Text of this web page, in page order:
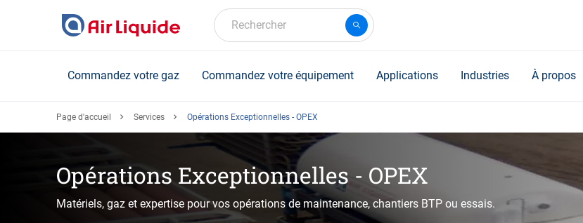
Rechercher
Commandez votre gaz Commandez votre équipement Applications Industries À propos
Page d'accueil Services Opérations Exceptionnelles - OPEX
Opérations Exceptionnelles - OPEX
Matériels, gaz et expertise pour vos opérations de maintenance, chantiers BTP ou essais.